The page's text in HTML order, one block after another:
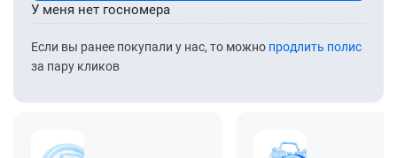
Если вы ранее покупали у нас, то можно продлить полис
за пару кликов
У меня нет госномера